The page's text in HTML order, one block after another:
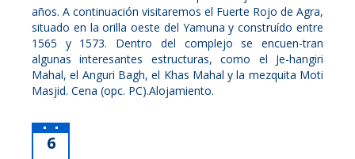
años. A continuación visitaremos el Fuerte Rojo de Agra,
situado en la orilla oeste del Yamuna y construído entre
1565 y 1573. Dentro del complejo se encuen-tran
algunas interesantes estructuras, como el Je-hangiri
Mahal, el Anguri Bagh, el Khas Mahal y la mezquita Moti
Masjid. Cena (opc. PC).Alojamiento.
6